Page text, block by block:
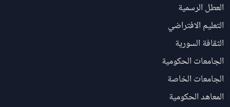
العطل الرسمية
التعليم الافتراضي
الثقافة السورية
الجامعات الحكومية
الجامعات الخاصة
المعاهد الحكومية